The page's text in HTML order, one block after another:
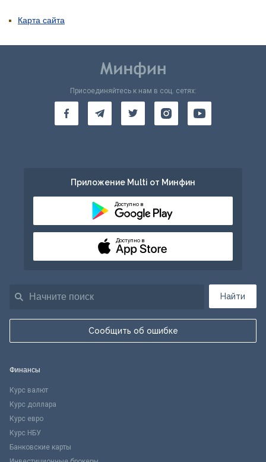
Карта сайта
Найти
Сообщить об ошибке
Присоединяйтесь к нам в соц. сетях:
Приложение Multi от Минфин
Доступно в
Доступно в
Финансы
Курс валют
Курс доллара
Курс евро
Курс НБУ
Банковские карты